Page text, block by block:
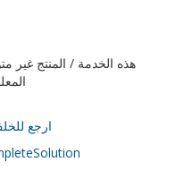
هذه الخدمة / المنتج غير
« ارجع